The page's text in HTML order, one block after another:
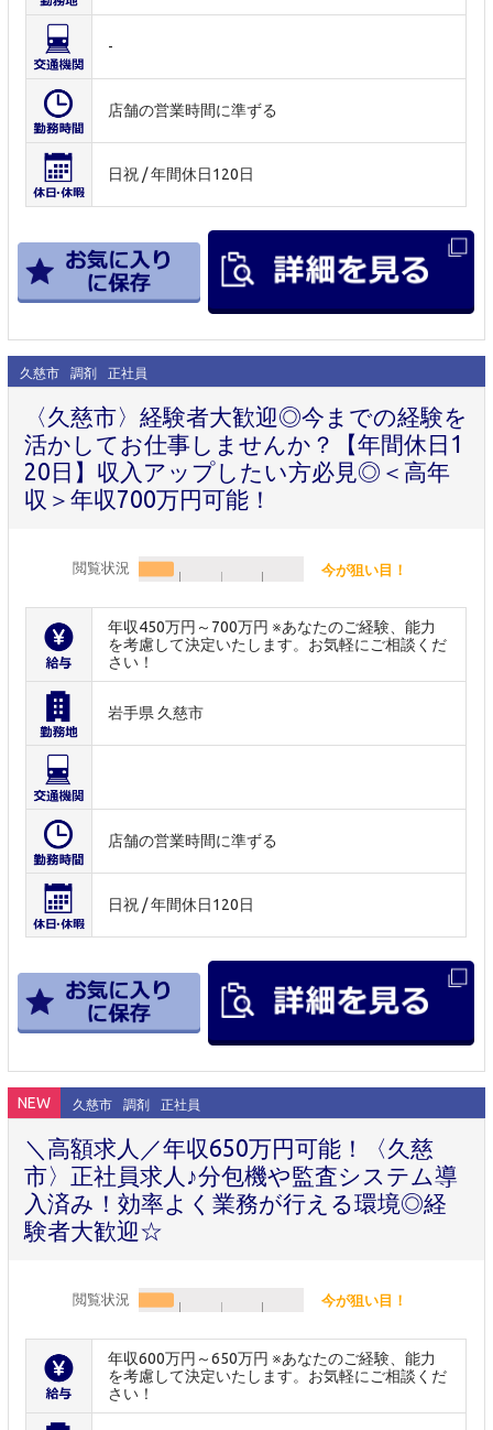
-
店舗の営業時間に準ずる
日祝 / 年間休日120日
久慈市 調剤 正社員
〈久慈市〉経験者大歓迎◎今までの経験を
活かしてお仕事しませんか？【年間休日1
20日】収入アップしたい方必見◎＜高年
収＞年収700万円可能！
閲覧状況 今が狙い目！
年収450万円～700万円 ※あなたのご経験、能力
を考慮して決定いたします。お気軽にご相談くだ
さい！
岩手県 久慈市
店舗の営業時間に準ずる
日祝 / 年間休日120日
NEW 久慈市 調剤 正社員
＼高額求人／年収650万円可能！〈久慈
市〉正社員求人♪分包機や監査システム導
入済み！効率よく業務が行える環境◎経
験者大歓迎☆
閲覧状況 今が狙い目！
年収600万円～650万円 ※あなたのご経験、能力
を考慮して決定いたします。お気軽にご相談くだ
さい！